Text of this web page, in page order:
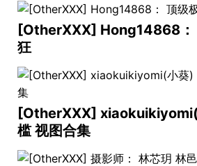
[OtherXXX] Hong14868：
狂
[OtherXXX]
槛 视图合集